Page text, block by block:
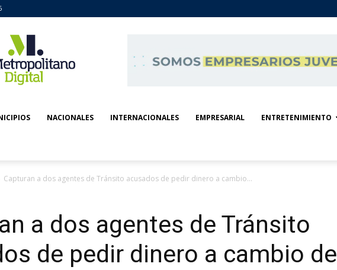
NACIONALES INTERNACIONALES EMPRESARIAL ENTRETENIMIENTO
Capturan a dos agentes de Tránsito acusados de pedir dinero a cambio...
a dos agentes de Tránsito
de pedir dinero a cambio de